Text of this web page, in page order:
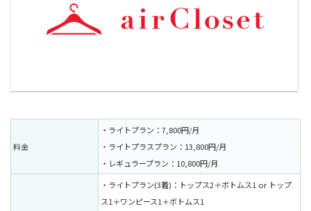
料金
・ライトプラン：7,800円/月
・ライトプラスプラン：13,800円/月
・レギュラープラン：10,800円/月
・ライトプラン(3着)：トップス2＋ボトムス1 or トップ
ス1＋ワンピース1＋ボトムス1